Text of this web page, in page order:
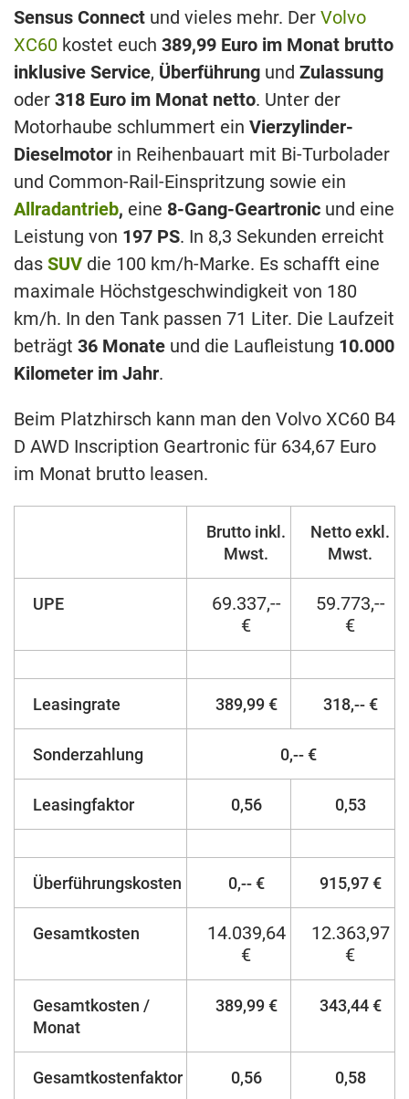
Sensus Connect und vieles mehr. Der Volvo
XC60 kostet euch 389,99 Euro im Monat brutto
inklusive Service, Überführung und Zulassung
oder 318 Euro im Monat netto. Unter der
Motorhaube schlummert ein Vierzylinder-
Dieselmotor in Reihenbauart mit Bi-Turbolader
und Common-Rail-Einspritzung sowie ein
Allradantrieb, eine 8-Gang-Geartronic und eine
Leistung von 197 PS. In 8,3 Sekunden erreicht
das SUV die 100 km/h-Marke. Es schafft eine
maximale Höchstgeschwindigkeit von 180
km/h. In den Tank passen 71 Liter. Die Laufzeit
beträgt 36 Monate und die Laufleistung 10.000
Kilometer im Jahr.
Beim Platzhirsch kann man den Volvo XC60 B4
D AWD Inscription Geartronic für 634,67 Euro
im Monat brutto leasen.
Brutto inkl.
Mwst.
Netto exkl.
Mwst.
UPE
69.337,--
€
59.773,--
€
Leasingrate 389,99 € 318,-- €
Sonderzahlung 0,-- €
Leasingfaktor 0,56 0,53
Überführungskosten 0,-- € 915,97 €
Gesamtkosten
14.039,64
€
12.363,97
€
Gesamtkosten /
Monat
389,99 € 343,44 €
Gesamtkostenfaktor 0,56 0,58